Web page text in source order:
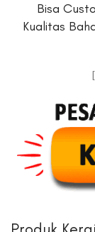
Bisa
Kualitas